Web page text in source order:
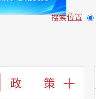
搜索位置
政 策